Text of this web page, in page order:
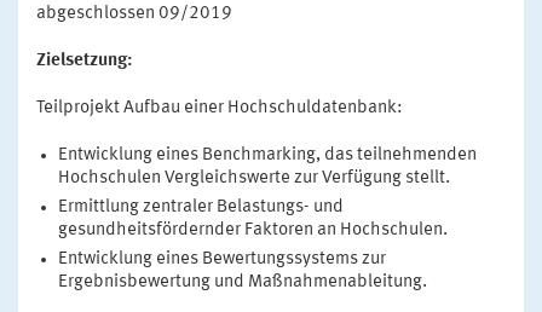
abgeschlossen 09/2019
Zielsetzung:
Teilprojekt Aufbau einer Hochschuldatenbank:
Entwicklung eines Benchmarking, das teilnehmenden
Hochschulen Vergleichswerte zur Verfügung stellt.
Ermittlung zentraler Belastungs- und
gesundheitsfördernder Faktoren an Hochschulen.
Entwicklung eines Bewertungssystems zur
Ergebnisbewertung und Maßnahmenableitung.